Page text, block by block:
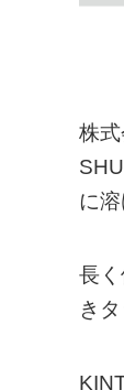
株
に
長
き